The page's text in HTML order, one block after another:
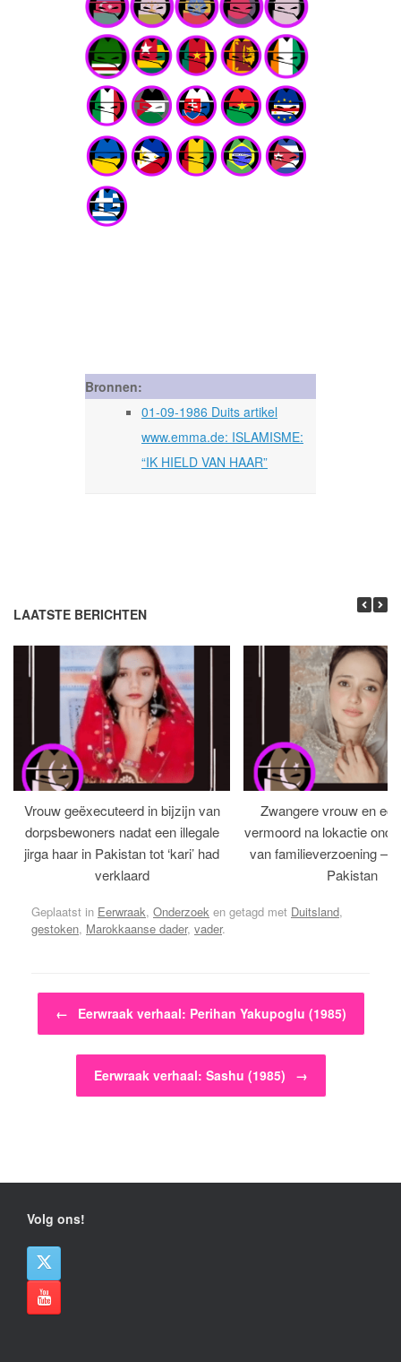
Bronnen:
01-09-1986 Duits artikel
www.emma.de: ISLAMISME:
“IK HIELD VAN HAAR”
LAATSTE BERICHTEN
Vrouw geëxecuteerd in bijzijn van
dorpsbewoners nadat een illegale
jirga haar in Pakistan tot ‘kari’ had
verklaard
Zwangere vrouw en
vermoord na lokactie
van familieverzoening –
Pakistan
Geplaatst in Eerwraak, Onderzoek en getagd met Duitsland,
gestoken, Marokkaanse dader, vader.
Bericht navigatie
← Eerwraak verhaal: Perihan Yakupoglu (1985)
Eerwraak verhaal: Sashu (1985) →
Volg ons!